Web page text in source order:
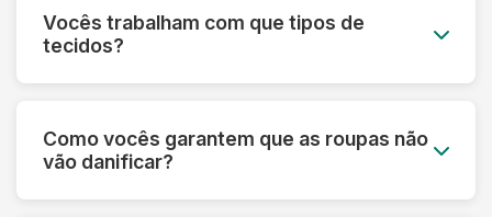
Vocês trabalham com que tipos de
tecidos?
tecidos sintéticos e técnicos. Cada material
Como vocês garantem que as roupas não
vão danificar?